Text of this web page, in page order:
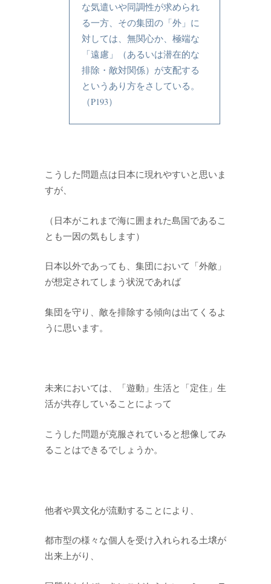
な気遣いや同調性が求められ
る一方、その集団の「外」に
対しては、無関心か、極端な
「遠慮」（あるいは潜在的な
排除・敵対関係）が支配する
というあり方をさしている。
（P193）
こうした問題点は日本に現れやすいと思いま
すが、
（日本がこれまで海に囲まれた島国であるこ
とも一因の気もします）
日本以外であっても、集団において「外敵」
が想定されてしまう状況であれば
集団を守り、敵を排除する傾向は出てくるよ
うに思います。
未来においては、「遊動」生活と「定住」生
活が共存していることによって
こうした問題が克服されていると想像してみ
ることはできるでしょうか。
他者や異文化が流動することにより、
都市型の様々な個人を受け入れられる土壌が
出来上がり、